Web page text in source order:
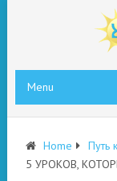
Menu
Home
Путь
5 УРОКОВ,